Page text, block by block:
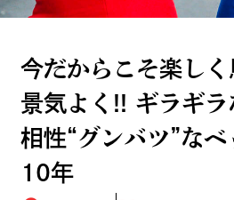
今だからこそ楽しく
景気よく!! ギラギラ
相性“グンバツ”な
10年